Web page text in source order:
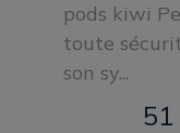
pods kiwi
toute
son sy...
51